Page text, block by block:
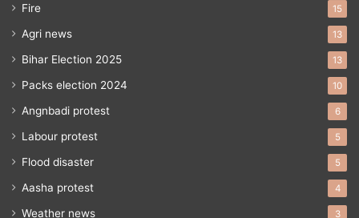
Fire 15
Agri news 13
Bihar Election 2025 13
Packs election 2024 10
Angnbadi protest 6
Labour protest 5
Flood disaster 5
Aasha protest 4
Weather news 3